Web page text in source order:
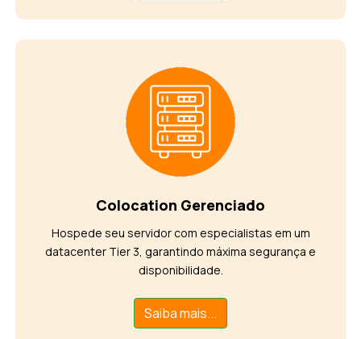
Colocation Gerenciado
Hospede seu servidor com especialistas em um
datacenter Tier 3, garantindo máxima segurança e
disponibilidade.
Saiba mais...